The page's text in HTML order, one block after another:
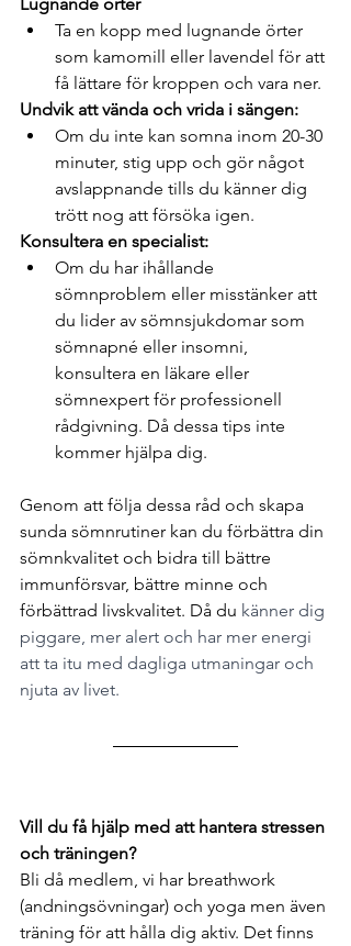
Ta en kopp med lugnande örter
som kamomill eller lavendel för att
få lättare för kroppen och vara ner.
Undvik att vända och vrida i sängen:
Om du inte kan somna inom 20-30
minuter, stig upp och gör något
avslappnande tills du känner dig
trött nog att försöka igen.
Konsultera en specialist:
Om du har ihållande
sömnproblem eller misstänker att
du lider av sömnsjukdomar som
sömnapné eller insomni,
konsultera en läkare eller
sömnexpert för professionell
rådgivning. Då dessa tips inte
kommer hjälpa dig.
Genom att följa dessa råd och skapa
sunda sömnrutiner kan du förbättra din
sömnkvalitet och bidra till bättre
immunförsvar, bättre minne och
förbättrad livskvalitet. Då du känner dig
piggare, mer alert och har mer energi
att ta itu med dagliga utmaningar och
njuta av livet.
Vill du få hjälp med att hantera stressen
och träningen?
Bli då medlem, vi har breathwork
(andningsövningar) och yoga men även
träning för att hålla dig aktiv. Det finns